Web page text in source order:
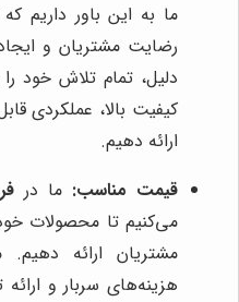
ما به این باور داریم
رضایت مشتریان و
دلیل، تمام تلاش خود
کیفیت بالا، عملکردی
ارائه دهیم.
قیمت مناسب: ما در
می‌کنیم تا محصولات
مشتریان ارائه
هزینه‌های سربار و